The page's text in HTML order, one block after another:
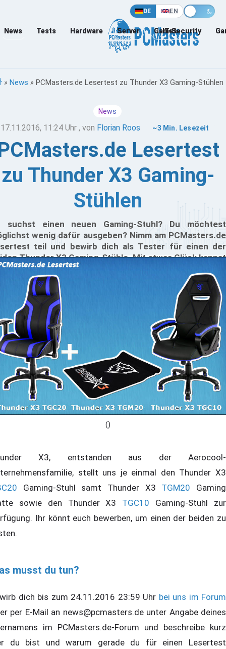
DE EN
News Tests Hardware Server Games
IT-Security
» News » PCMasters.de Lesertest zu Thunder X3 Gaming-Stühlen
News
17.11.2016, 11:24 Uhr , von Florian Roos ~3 Min. Lesezeit
Lesertest
zu Thunder X3 Gaming-
Stühlen
suchst einen neuen Gaming-Stuhl? Du möchtest
wenig dafür ausgeben? Nimm am PCMasters.de
teil und bewirb dich als Tester für einen der
Thunder X3 Gaming-Stühle. Mit etwas Glück kannst
einen Stuhl testen und danach behalten.
()
X3, entstanden aus der Aerocool-
stellt uns je einmal den Thunder X3
Gaming-Stuhl samt Thunder X3 TGM20 Gaming
sowie den Thunder X3 TGC10 Gaming-Stuhl zur
Ihr könnt euch bewerben, um einen der beiden zu
musst du tun?
dich bis zum 24.11.2016 23:59 Uhr bei uns im Forum
per E-Mail an news@pcmasters.de unter Angabe deines
im PCMasters.de-Forum und beschreibe kurz
du bist und warum gerade du für einen Lesertest